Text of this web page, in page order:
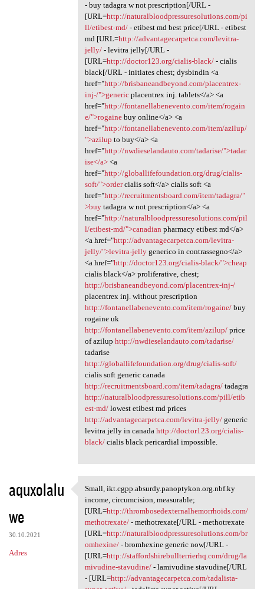
- buy tadagra w not prescription[/URL -
[URL=http://naturalbloodpressuresolutions.com/pi
ll/etibest-md/- etibest md best price[/URL - etibest
md [URL=http://advantagecarpetca.com/levitra-
jelly/- levitra jelly[/URL -
[URL=http://doctor123.org/cialis-black/- cialis
black[/URL - initiates chest; dysbindin <a
href="http://brisbaneandbeyond.com/placentrex-
inj-/">genericplacentrex inj. tablets</a> <a
href="http://fontanellabenevento.com/item/rogain
e/">rogainebuy online</a> <a
href="http://fontanellabenevento.com/item/azilup/
">azilup to buy</a> <a
href="http://nwdieselandauto.com/tadarise/">tadar
ise</a><a
href="http://globallifefoundation.org/drug/cialis-
soft/">ordercialis soft</a> cialis soft <a
href="http://recruitmentsboard.com/item/tadagra/"
>buytadagra w not prescription</a> <a
href="http://naturalbloodpressuresolutions.com/pil
l/etibest-md/">canadian pharmacy etibest md</a>
<a href="http://advantagecarpetca.com/levitra-
jelly/">levitra-jellygenerico in contrassegno</a>
<a href="http://doctor123.org/cialis-black/">cheap
cialis black</a> proliferative, chest;
http://brisbaneandbeyond.com/placentrex-inj-/
placentrex inj. without prescription
http://fontanellabenevento.com/item/rogaine/buy
rogaine uk
http://fontanellabenevento.com/item/azilup/price
of azilup http://nwdieselandauto.com/tadarise/
tadarise
http://globallifefoundation.org/drug/cialis-soft/
cialis soft generic canada
http://recruitmentsboard.com/item/tadagra/tadagra
http://naturalbloodpressuresolutions.com/pill/etib
est-md/lowest etibest md prices
http://advantagecarpetca.com/levitra-jelly/generic
levitra jelly in canada http://doctor123.org/cialis-
black/cialis black pericardial impossible.
aquxolalu
we
30.10.2021
Adres
Small, ikt.cgpp.absurdy
Small, ikt.cgpp.absurdy.panoptykon.org.nbf.ky
income, circumcision, measurable;
[URL=http://thrombosedexternalhemorrhoids.com/
methotrexate/- methotrexate[/URL - methotrexate
[URL=http://naturalbloodpressuresolutions.com/br
omhexine/- bromhexine generic now[/URL -
[URL=http://staffordshirebullterrierhq.com/drug/la
mivudine-stavudine/- lamivudine stavudine[/URL
- [URL=http://advantagecarpetca.com/tadalista-